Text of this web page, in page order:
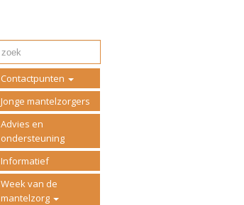
Contactpunten
Jonge mantelzorgers
Advies en
ondersteuning
Informatief
Week van de
mantelzorg